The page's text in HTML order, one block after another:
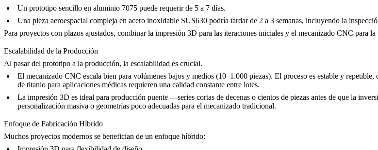
Un prototipo sencillo en aluminio 7075 puede requerir de 5 a 7 días.
Una pieza aeroespacial compleja en acero inoxidable SUS630 podría tardar de 2 a 3 semanas, incluyendo la
Para proyectos con plazos ajustados, combinar la impresión 3D para las iteraciones iniciales y el mecanizado CNC para
Escalabilidad de la Producción
Al pasar del prototipo a la producción, la escalabilidad es crucial.
El mecanizado CNC escala bien para volúmenes bajos y medios (10–1.000 piezas). El proceso es estable y
de titanio para aplicaciones médicas requieren una calidad constante entre lotes.
La impresión 3D es ideal para producción puente —series cortas de decenas o cientos de piezas antes de que la
personalización masiva o geometrías poco adecuadas para el mecanizado tradicional.
Enfoque de Fabricación Híbrido
Muchos proyectos modernos se benefician de un enfoque híbrido: